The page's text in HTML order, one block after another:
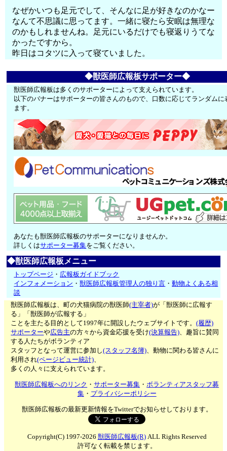
なぜかいつも足元でして、そんなに足が好きなのかなー
なんて不思議に思ってます。一緒に寝たら安眠は無理な
のかもしれませんね。足元にいるだけでも寝返りうてな
かったですから。
昨日はコタツに入って寝ていました。
◆獣医師広報板サポーター◆
獣医師広報板は多くのサポーターによって支えられています。
以下のバナーはサポーターの皆さんのもので、口数に応じてランダムに
ます。
あなたも獣医師広報板のサポーターになりませんか。
詳しくはサポーター募集をご覧ください。
◆獣医師広報板メニュー
トップページ ・ 広報板ガイドブック
インフォメーション ・獣医師広報板管理人の独り言 ・動物よくある相
談
獣医師広報板は、町の犬猫病院の獣医師(主宰者)が「獣医師に広報す
る」「獣医師が広報する」
ことを主たる目的として1997年に開設したウェブサイトです。(履歴)
サポーターや広告主の方々から資金応援を受け(決算報告)、趣旨に賛同
する人たちがボランティア
スタッフとなって運営に参加し(スタッフ名簿)、動物に関わる皆さんに
利用され(ページビュー統計)、
多くの人々に支えられています。
獣医師広報板へのリンク ・サポーター募集 ・ボランティアスタッフ募
集・ プライバシーポリシー
獣医師広報板の最新更新情報をTwitterでお知らせしております。
Copyright(C) 1997-2026 獣医師広報板(R)ALL Rights Reserved
許可なく転載を禁じます。